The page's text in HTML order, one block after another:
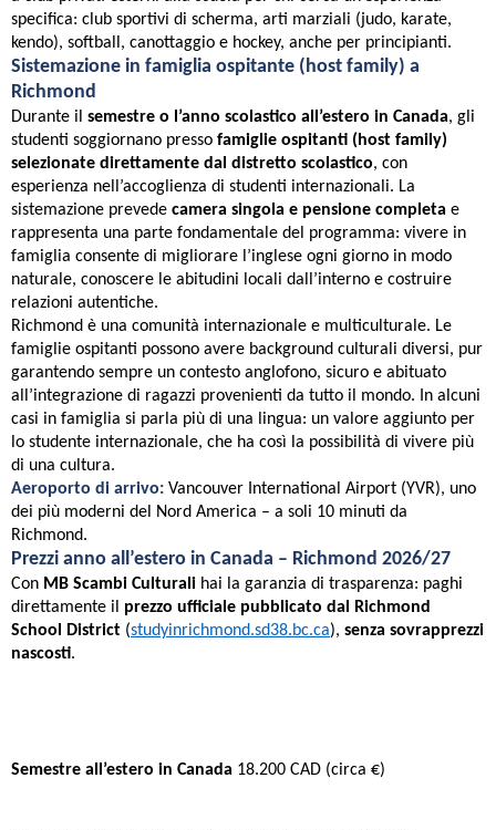
specifica: club sportivi di scherma, arti marziali (judo, karate,
kendo), softball, canottaggio e hockey, anche per principianti.
Sistemazione in famiglia ospitante (host family) a
Richmond
Durante il semestre o l’anno scolastico all’estero in Canada, gli
studenti soggiornano presso famiglie ospitanti (host family)
selezionate direttamente dal distretto scolastico, con
esperienza nell’accoglienza di studenti internazionali. La
sistemazione prevede camera singola e pensione completa e
rappresenta una parte fondamentale del programma: vivere in
famiglia consente di migliorare l’inglese ogni giorno in modo
naturale, conoscere le abitudini locali dall’interno e costruire
relazioni autentiche.
Richmond è una comunità internazionale e multiculturale. Le
famiglie ospitanti possono avere background culturali diversi, pur
garantendo sempre un contesto anglofono, sicuro e abituato
all’integrazione di ragazzi provenienti da tutto il mondo. In alcuni
casi in famiglia si parla più di una lingua: un valore aggiunto per
lo studente internazionale, che ha così la possibilità di vivere più
di una cultura.
Aeroporto di arrivo: Vancouver International Airport (YVR), uno
dei più moderni del Nord America – a soli 10 minuti da
Richmond.
Prezzi anno all’estero in Canada – Richmond 2026/27
Con MB Scambi Culturali hai la garanzia di trasparenza: paghi
direttamente il prezzo ufficiale pubblicato dal Richmond
School District (studyinrichmond.sd38.bc.ca), senza sovrapprezzi
nascosti.
Semestre all’estero in Canada 18.200 CAD (circa €)